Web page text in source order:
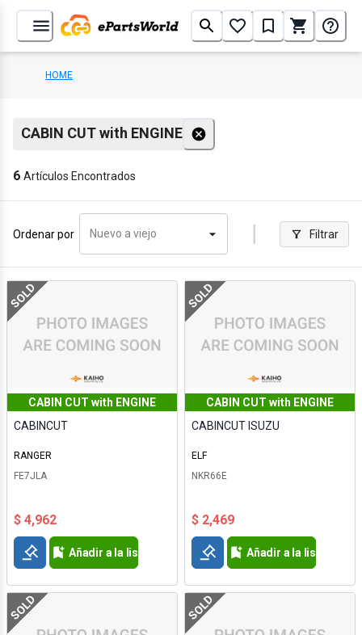
HOME
CABIN CUT with ENGINE
6 Artículos Encontrados
Ordenar por Nuevo a viejo Filtrar
SOLD
CABIN CUT with ENGINE
CABINCUT
RANGER
FE7JLA
$ 4,962
Añadir a la lista de deseos
SOLD
CABIN CUT with ENGINE
CABINCUT ISUZU
ELF
NKR66E
$ 2,469
Añadir a la lista de
SOLD SOLD